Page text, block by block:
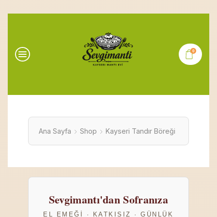
0
Ana Sayfa Shop Kayseri Tandır Böreği
Sevgimantı'dan Sofranıza
EL EMEĞI · KATKISIZ · GÜNLÜK